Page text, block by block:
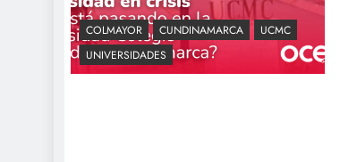
COLMAYOR CUNDINAMARCA
UCMC
UNIVERSIDADES